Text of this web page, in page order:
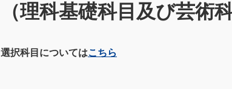
（理科基礎科目及び芸術
選択科目についてはこちら